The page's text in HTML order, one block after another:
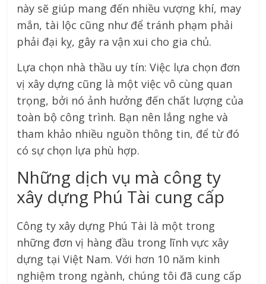
này sẽ giúp mang đến nhiều vượng khí, may
mắn, tài lộc cũng như để tránh phạm phải
phải đại kỵ, gây ra vận xui cho gia chủ.
Lựa chọn nhà thầu uy tín: Việc lựa chọn đơn
vị xây dựng cũng là một việc vô cùng quan
trọng, bởi nó ảnh hưởng đến chất lượng của
toàn bộ công trình. Bạn nên lắng nghe và
tham khảo nhiều nguồn thông tin, để từ đó
có sự chọn lựa phù hợp.
Những dịch vụ mà công ty
xây dựng Phú Tài cung cấp
Công ty xây dựng Phú Tài là một trong
những đơn vị hàng đầu trong lĩnh vực xây
dựng tại Việt Nam. Với hơn 10 năm kinh
nghiệm trong ngành, chúng tôi đã cung cấp